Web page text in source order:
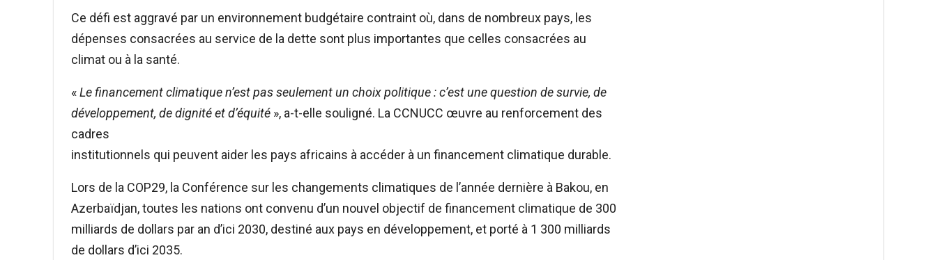
Ce défi est aggravé par un environnement budgétaire contraint où, dans de nombreux pays, les
dépenses consacrées au service de la dette sont plus importantes que celles consacrées au
climat ou à la santé.
«Le financement climatique n’est pas seulement un choix politique : c’est une question de survie, de
développement, de dignité et d’équité », a-t-elle souligné. La CCNUCC œuvre au renforcement des
cadres
institutionnels qui peuvent aider les pays africains à accéder à un financement climatique durable.
Lors de la COP29, la Conférence sur les changements climatiques de l’année dernière à Bakou, en
Azerbaïdjan, toutes les nations ont convenu d’un nouvel objectif de financement climatique de 300
milliards de dollars par an d’ici 2030, destiné aux pays en développement, et porté à 1 300 milliards
de dollars d’ici 2035.